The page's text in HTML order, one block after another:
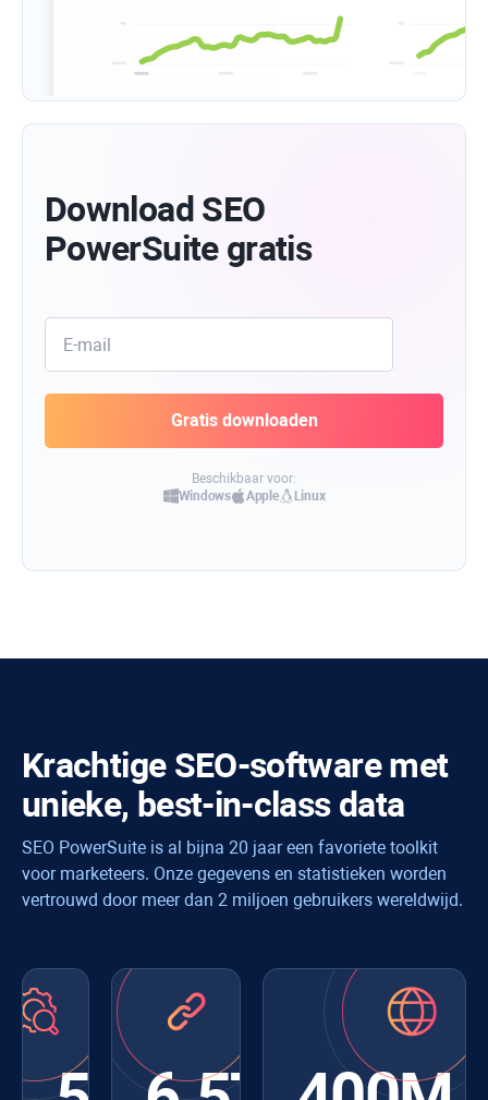
Download SEO
PowerSuite gratis
Beschikbaar voor:
Windows
Apple Linux
Krachtige SEO-software met
unieke, best-in-class data
SEO PowerSuite is al bijna 20 jaar een favoriete toolkit
voor marketeers. Onze gegevens en statistieken worden
vertrouwd door meer dan 2 miljoen gebruikers wereldwijd.